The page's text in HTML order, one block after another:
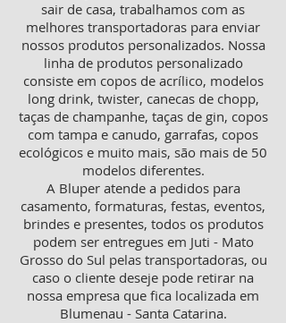
sair de casa, trabalhamos com as
melhores transportadoras para enviar
nossos produtos personalizados. Nossa
linha de produtos personalizado
consiste em copos de acrílico, modelos
long drink, twister, canecas de chopp,
taças de champanhe, taças de gin, copos
com tampa e canudo, garrafas, copos
ecológicos e muito mais, são mais de 50
modelos diferentes.
A Bluper atende a pedidos para
casamento, formaturas, festas, eventos,
brindes e presentes, todos os produtos
podem ser entregues em Juti - Mato
Grosso do Sul pelas transportadoras, ou
caso o cliente deseje pode retirar na
nossa empresa que fica localizada em
Blumenau - Santa Catarina.